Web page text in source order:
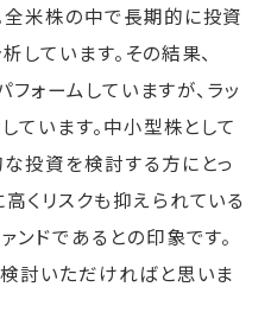
全米株の中で長期的に投資
ています。その結果、
ォームしていますが、ラッ
います。中小型株として
投資を検討する方にとっ
くリスクも抑えられている
ンドであるとの印象です。
討いただければと思いま